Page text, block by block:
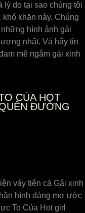
lý do tại sao chúng tôi
khăn này. Chúng
hình ảnh gái
nhất. Và hãy tin
mê ngắm gái xinh
CỦA HOT
ĐƯỜNG
váy tiên cá Gái xinh
hình dáng mơ ước
To Của Hot girl